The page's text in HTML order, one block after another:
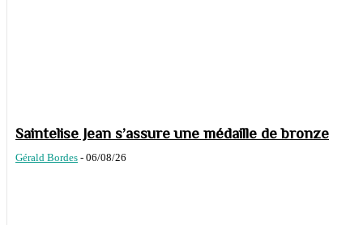
Saintelise Jean s’assure une médaille de bronze
Gérald Bordes - 06/08/26